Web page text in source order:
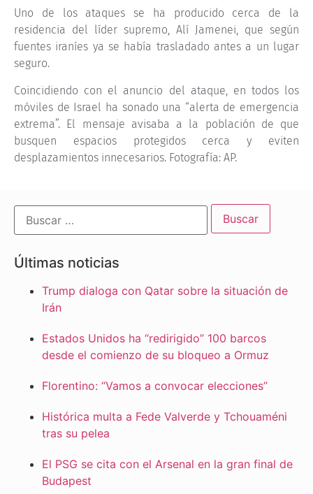
Uno de los ataques se ha producido cerca de la
residencia del líder supremo, Alí Jamenei, que según
fuentes iraníes ya se había trasladado antes a un lugar
seguro.
Coincidiendo con el anuncio del ataque, en todos los
móviles de Israel ha sonado una “alerta de emergencia
extrema”. El mensaje avisaba a la población de que
busquen espacios protegidos cerca y eviten
desplazamientos innecesarios. Fotografía: AP.
Últimas noticias
Trump dialoga con Qatar sobre la situación de
Irán
Estados Unidos ha “redirigido” 100 barcos
desde el comienzo de su bloqueo a Ormuz
Florentino: “Vamos a convocar elecciones”
Histórica multa a Fede Valverde y Tchouaméni
tras su pelea
El PSG se cita con el Arsenal en la gran final de
Budapest